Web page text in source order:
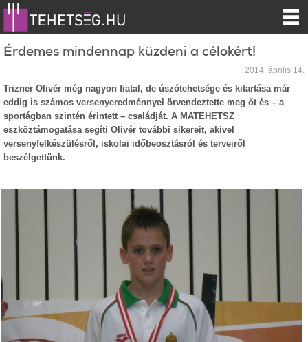
Érdemes mindennap küzdeni a célokért!
2014. április 14.
Trizner Olivér még nagyon fiatal, de úszótehetsége és kitartása már
eddig is számos versenyeredménnyel örvendeztette meg őt és – a
sportágban szintén érintett – családját. A MATEHETSZ
eszköztámogatása segíti Olivér további sikereit, akivel
versenyfelkészülésről, iskolai időbeosztásról és terveiről
beszélgettünk.